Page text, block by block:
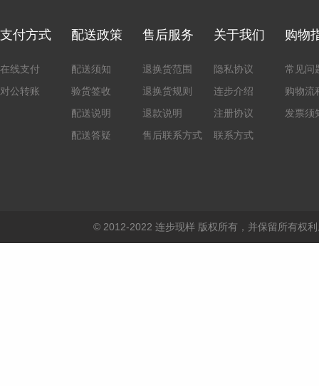
支付方式
在线支付
对公转账
配送政策
配送须知
验货签收
配送说明
配送答疑
售后服务
退换货范围
退换货规则
退款说明
售后联系方式
关于我们
隐私协议
连步介绍
注册协议
联系方式
购物
常见问
购物流
发票须
© 2012-2022 连步现样 版权所有，并保留所有权